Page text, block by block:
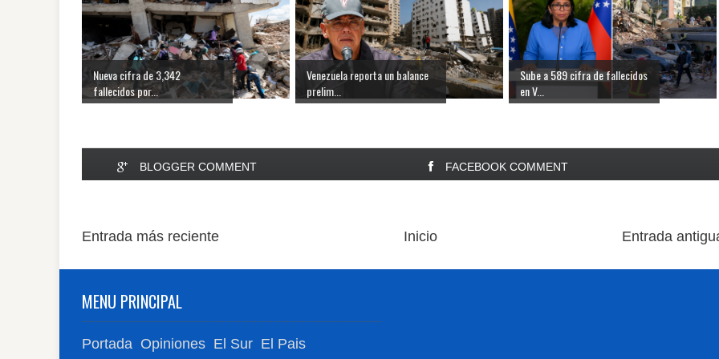
Nueva cifra de 3,342
fallecidos por...
Venezuela reporta un balance
prelim...
Sube a 589 cifra de fallecidos
en V...
BLOGGER COMMENT FACEBOOK COMMENT
Entrada más reciente Entrada
Inicio
MENU PRINCIPAL
Portada Opiniones El Sur El Pais